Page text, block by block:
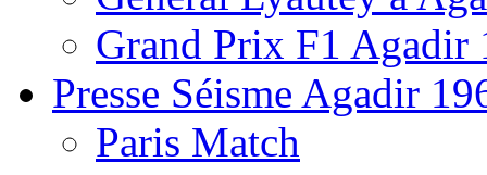
Grand Prix F1 Agadir
Presse Séisme Agadir
Paris Match